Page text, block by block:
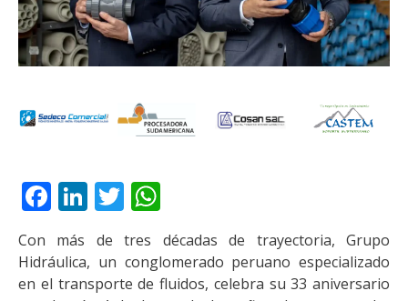
Facebook
LinkedIn
Twitter
Con más de tres décadas de trayectoria, Grupo
Hidráulica, un conglomerado peruano especializado
en el transporte de fluidos, celebra su 33 aniversario